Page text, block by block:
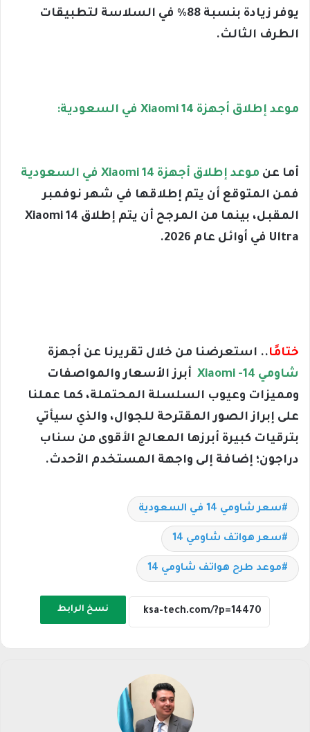
يوفر زيادة بنسبة 88٪ في السلاسة لتطبيقات
الطرف الثالث.
موعد إطلاق أجهزة Xiaomi 14 في السعودية:
أما عن موعد إطلاق أجهزة Xiaomi 14 في السعودية
فمن المتوقع أن يتم إطلاقها في شهر نوفمبر
المقبل، بينما من المرجح أن يتم إطلاق Xiaomi 14
Ultra في أوائل عام 2026.
ختامًا.. استعرضنا من خلال تقريرنا عن أجهزة
شاومي 14- Xiaomi
أبرز الأسعار والمواصفات
ومميزات وعيوب السلسلة المحتملة، كما عملنا
على إبراز الصور المقترحة للجوال، والذي سيأتي
بترقيات كبيرة أبرزها المعالج الأقوى من سناب
دراجون؛ إضافة إلى واجهة المستخدم الأحدث.
سعر شاومي 14 في السعودية
سعر هواتف شاومي 14
موعد طرح هواتف شاومي 14
نسخ الرابط